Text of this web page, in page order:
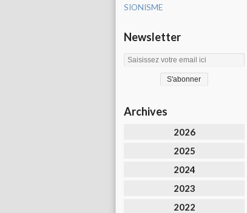
SIONISME
Newsletter
Archives
2026
2025
2024
2023
2022